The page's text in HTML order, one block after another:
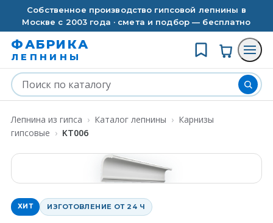
Собственное производство гипсовой лепнины в
Москве с 2003 года · смета и подбор — бесплатно
ФАБРИКА
ЛЕПНИНЫ
Лепнина из гипса › Каталог лепнины › Карнизы
гипсовые › KT006
ХИТ ИЗГОТОВЛЕНИЕ ОТ 24 Ч